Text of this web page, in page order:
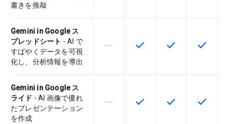
書きを推敲
Gemini in Google ス
プレッドシート - AI で
すばやくデータを可視
化し、分析情報を導出
この機能は該当の SKU でサポー
horizontal_rule この機能は該当の SKU
check この機能は該当
check この機
check
Gemini in Google ス
ライド - AI 画像で優れ
たプレゼンテーション
を作成
この機能は該当の SKU でサポー
horizontal_rule この機能は該当の SKU
check この機能は該当
check この機
check